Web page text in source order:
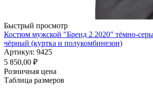
Быстрый просмотр
Костюм мужской "Бренд 2 2020" тёмно-
чёрный (куртка и полукомбинезон)
Артикул: 9425
5 850,00 ₽
Розничная цена
Таблица размеров